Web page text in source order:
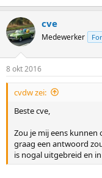
cve
Medewerker
8 okt 2016
cvdw zei:
Beste cve,
Zou je mij eens
graag een antwoord
is nogal uitgebreid en